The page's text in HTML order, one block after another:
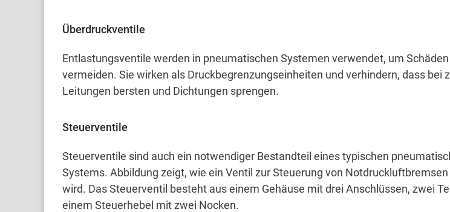
Überdruckventile
Entlastungsventile werden in pneumatischen Systemen verwendet, um Schäden
vermeiden. Sie wirken als Druckbegrenzungseinheiten und verhindern, dass bei
Leitungen bersten und Dichtungen sprengen.
Steuerventile
Steuerventile sind auch ein notwendiger Bestandteil eines typischen
Systems. Abbildung zeigt, wie ein Ventil zur Steuerung von
wird. Das Steuerventil besteht aus einem Gehäuse mit drei Anschlüssen, zwei
einem Steuerhebel mit zwei Nocken.